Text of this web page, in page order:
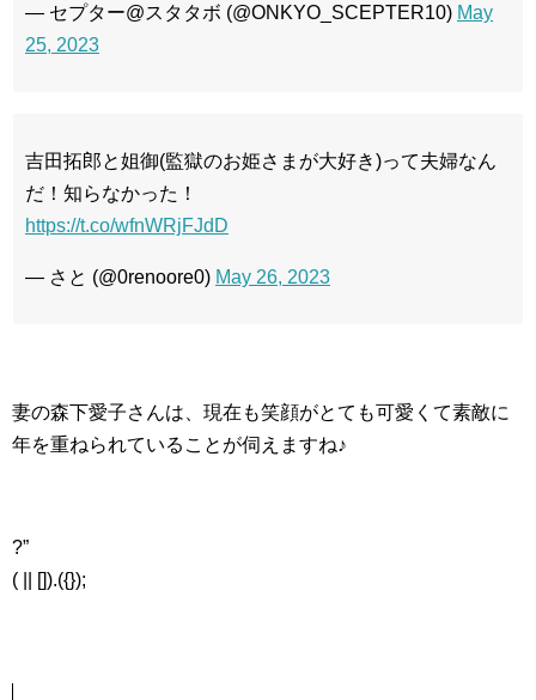
— セプター@スタタボ (@ONKYO_SCEPTER10) May
25, 2023
吉田拓郎と姐御(監獄のお姫さまが大好き)って夫婦なん
だ！知らなかった！
https://t.co/wfnWRjFJdD
— さと (@0renoore0) May 26, 2023
妻の森下愛子さんは、現在も笑顔がとても可愛くて素敵に
年を重ねられていることが伺えますね♪
?”
( || []).({});